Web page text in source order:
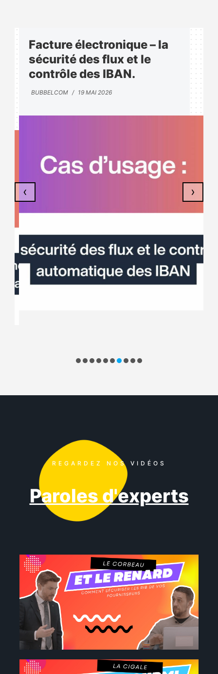
Facture électronique – la
sécurité des flux et le
contrôle des IBAN.
BUBBELCOM / 19 MAI 2026
‹ ›
REGARDEZ NOS VIDÉOS
Paroles d'experts